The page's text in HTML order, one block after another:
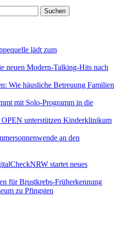
lädt zum
neuen Modern-Talking-Hits nach
Wie häusliche Betreuung Familien
mit Solo-Programm in die
unterstützen Kinderklinikum
an den
startet neues
für Brustkrebs-Früherkennung
zu Pfingsten